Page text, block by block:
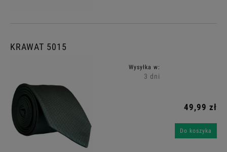
KRAWAT 5015
Wysyłka w:
3 dni
49,99 zł
Do koszyka